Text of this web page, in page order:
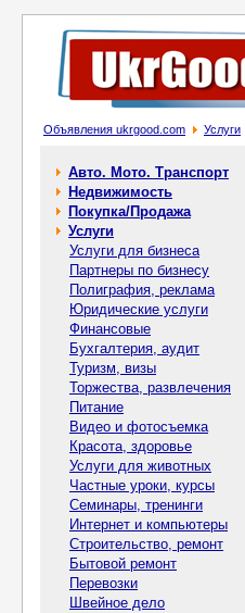
Объявления ukrgood.com Услуги
Авто. Мото. Транспорт
Недвижимость
Покупка/Продажа
Услуги
Услуги для бизнеса
Партнеры по бизнесу
Полиграфия, реклама
Юридические услуги
Финансовые
Бухгалтерия, аудит
Туризм, визы
Торжества, развлечения
Питание
Видео и фотосъемка
Красота, здоровье
Услуги для животных
Частные уроки, курсы
Семинары, тренинги
Интернет и компьютеры
Строительство, ремонт
Бытовой ремонт
Перевозки
Швейное дело